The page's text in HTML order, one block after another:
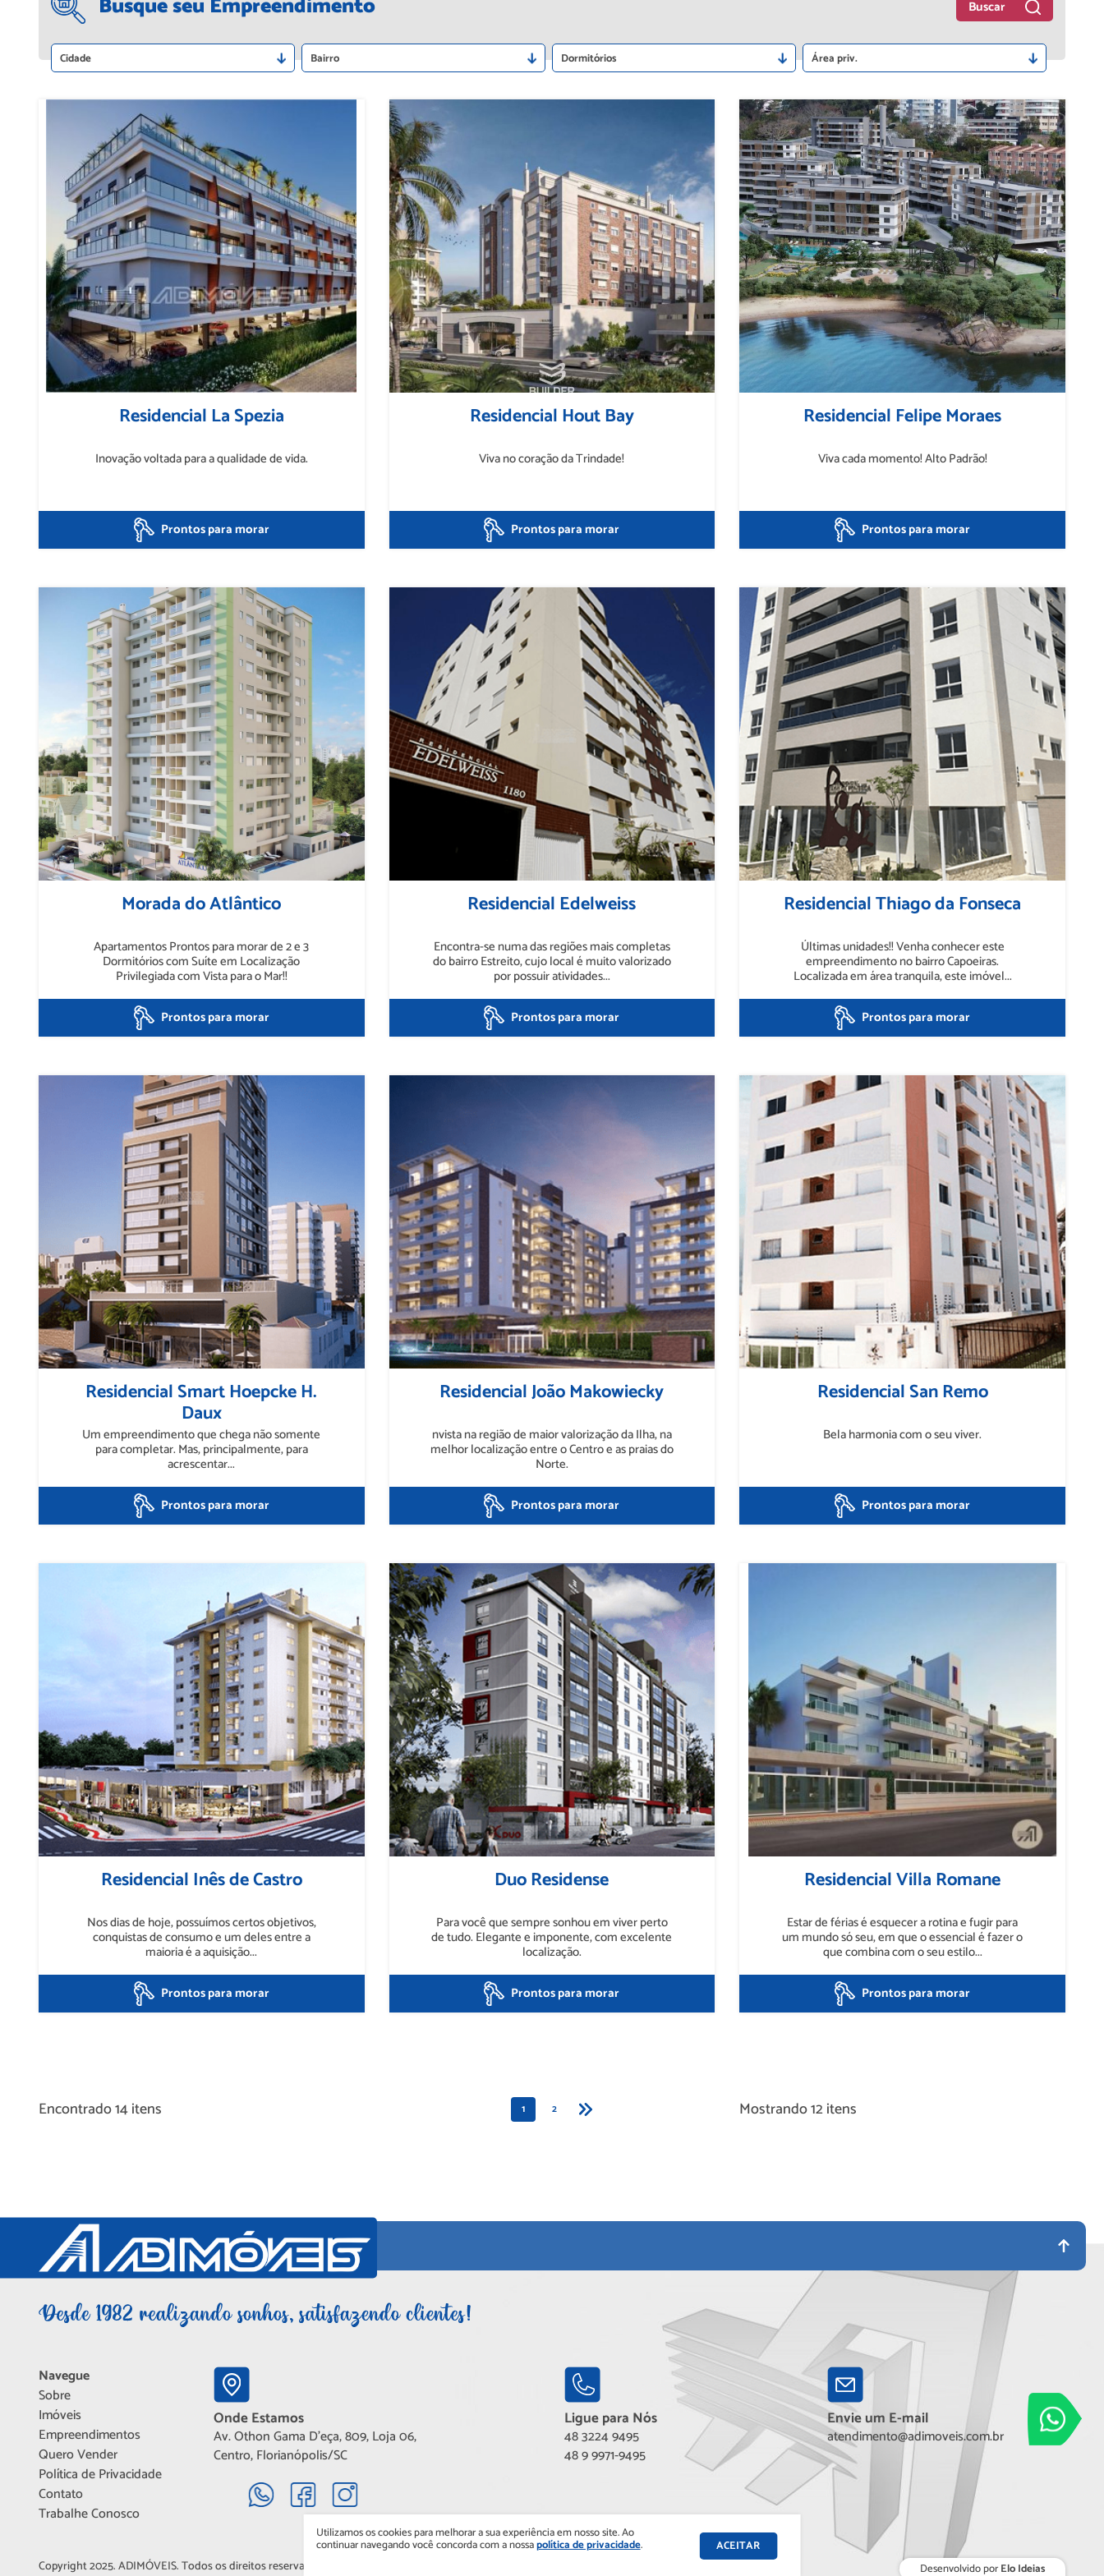
Utilizamos os cookies para melhorar a sua experiência em nosso site. Ao
continuar navegando você concorda com a nossapolítica de privacidade. ACEITAR
Buscar
Cidade Bairro Dormitórios Área priv.
Residencial La Spezia
Inovação voltada para a qualidade de vida.
Prontos para morar
Residencial Hout Bay
Viva no coração da Trindade!
Prontos para morar
Residencial Felipe Moraes
Viva cada momento! Alto Padrão!
Prontos para morar
Morada do Atlântico
Apartamentos Prontos para morar de 2 e 3
Dormitórios com Suíte em Localização
Privilegiada com Vista para o Mar!!
Prontos para morar
Residencial Edelweiss
Encontra-se numa das regiões mais completas
do bairro Estreito, cujo local é muito valorizado
por possuir atividades...
Prontos para morar
Residencial Thiago da Fonseca
Últimas unidades!! Venha conhecer este
empreendimento no bairro Capoeiras.
Localizada em área tranquila, este imóvel...
Prontos para morar
Residencial Smart Hoepcke H.
Daux
Um empreendimento que chega não somente
para completar. Mas, principalmente, para
acrescentar...
Prontos para morar
Residencial João Makowiecky
nvista na região de maior valorização da Ilha, na
melhor localização entre o Centro e as praias do
Norte.
Prontos para morar
Residencial San Remo
Bela harmonia com o seu viver.
Prontos para morar
Residencial Inês de Castro
Nos dias de hoje, possuímos certos objetivos,
conquistas de consumo e um deles entre a
maioria é a aquisição...
Prontos para morar
Duo Residense
Para você que sempre sonhou em viver perto
de tudo. Elegante e imponente, com excelente
localização.
Prontos para morar
Residencial Villa Romane
Estar de férias é esquecer a rotina e fugir para
um mundo só seu, em que o essencial é fazer o
que combina com o seu estilo...
Prontos para morar
Encontrado 14 itens 1 2
5 Mostrando 12 itens
Adimóveis
Entre em contato
Navegue
Sobre
Imóveis
Empreendimentos
Quero Vender
Política de Privacidade
Contato
Trabalhe Conosco
Onde Estamos
Av. Othon Gama D'eça, 809, Loja 06,
Centro, Florianópolis/SC
Ligue para Nós
48 3224 9495
48 9 9971-9495
Envie um E-mail
atendimento@adimoveis.com.br
Copyright 2025. ADIMÓVEIS. Todos os direitos reservados. Desenvolvido porElo Ideias